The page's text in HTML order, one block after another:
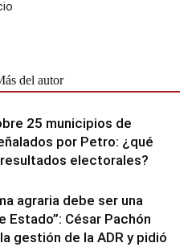
del autor
25 municipios de
por Petro: ¿qué
electorales?
agraria debe ser una
Estado”: César Pachón
gestión de la ADR y pidió